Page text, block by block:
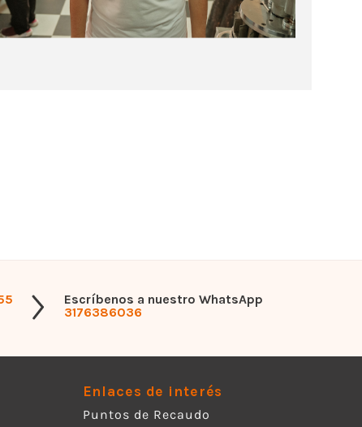
Escríbenos a nuestro WhatsApp
3176386036
Enlaces de interés
Puntos de Recaudo